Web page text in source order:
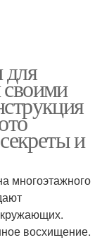
и
многоэтажного
восхищение.